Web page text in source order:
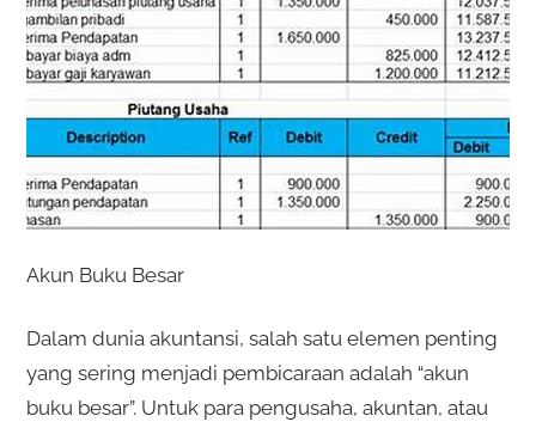
Akun Buku Besar
Dalam dunia akuntansi, salah satu elemen penting
yang sering menjadi pembicaraan adalah “akun
buku besar”. Untuk para pengusaha, akuntan, atau